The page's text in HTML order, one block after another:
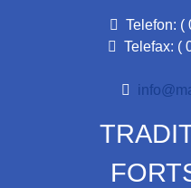
Telefon: (
Telefax: (